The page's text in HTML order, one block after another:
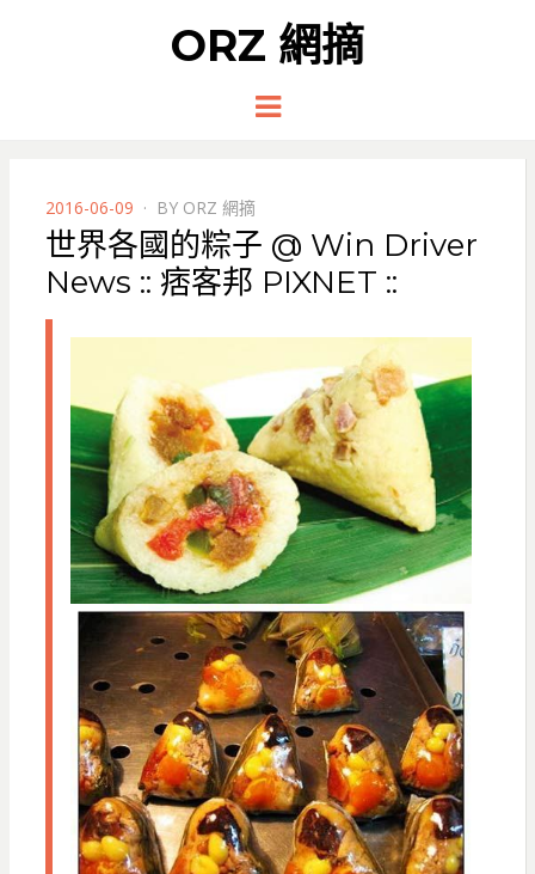
ORZ 網摘
Menu
POSTED
ON
2016-06-09 BY ORZ 網摘
世界各國的粽子 @ Win Driver
News :: 痞客邦 PIXNET ::